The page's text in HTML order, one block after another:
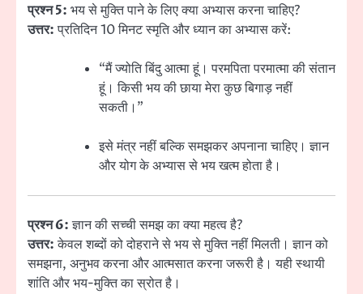
प्रश्न 5: भय से मुक्ति पाने के लिए क्या अभ्यास करना चाहिए?
उत्तर:प्रतिदिन 10 मिनट स्मृति और ध्यान का अभ्यास करें:
“मैं ज्योति बिंदु आत्मा हूं। परमपिता परमात्मा की संतान
हूं। किसी भय की छाया मेरा कुछ बिगाड़ नहीं
सकती।”
इसे मंत्र नहीं बल्कि समझकर अपनाना चाहिए। ज्ञान
और योग के अभ्यास से भय खत्म होता है।
प्रश्न 6:ज्ञान की सच्ची समझ का क्या महत्व है?
उत्तर:केवल शब्दों को दोहराने से भय से मुक्ति नहीं मिलती। ज्ञान को
समझना, अनुभव करना और आत्मसात करना जरूरी है। यही स्थायी
शांति और भय-मुक्ति का स्रोत है।